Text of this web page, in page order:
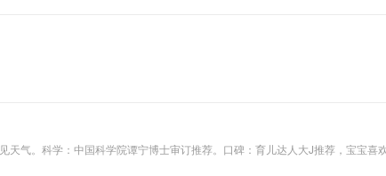
气。科学：中国科学院谭宁博士审订推荐。口碑：育儿达人大J推荐，宝宝喜